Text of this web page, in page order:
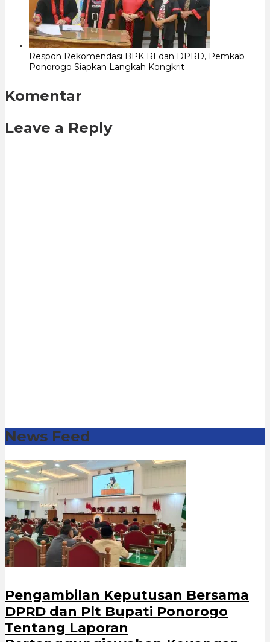
Respon Rekomendasi BPK RI dan DPRD, Pemkab
Ponorogo Siapkan Langkah Kongkrit
Komentar
Leave a Reply
News Feed
Pengambilan Keputusan Bersama
DPRD dan Plt Bupati Ponorogo
Tentang Laporan